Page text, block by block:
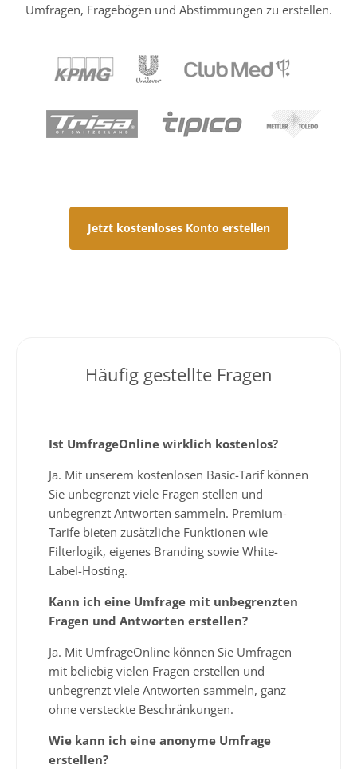
Umfragen, Fragebögen und Abstimmungen zu erstellen.
Jetzt kostenloses Konto erstellen
Häufig gestellte Fragen
Ist UmfrageOnline wirklich kostenlos?
Ja. Mit unserem kostenlosen Basic-Tarif können
Sie unbegrenzt viele Fragen stellen und
unbegrenzt Antworten sammeln. Premium-
Tarife bieten zusätzliche Funktionen wie
Filterlogik, eigenes Branding sowie White-
Label-Hosting.
Kann ich eine Umfrage mit unbegrenzten
Fragen und Antworten erstellen?
Ja. Mit UmfrageOnline können Sie Umfragen
mit beliebig vielen Fragen erstellen und
unbegrenzt viele Antworten sammeln, ganz
ohne versteckte Beschränkungen.
Wie kann ich eine anonyme Umfrage
erstellen?